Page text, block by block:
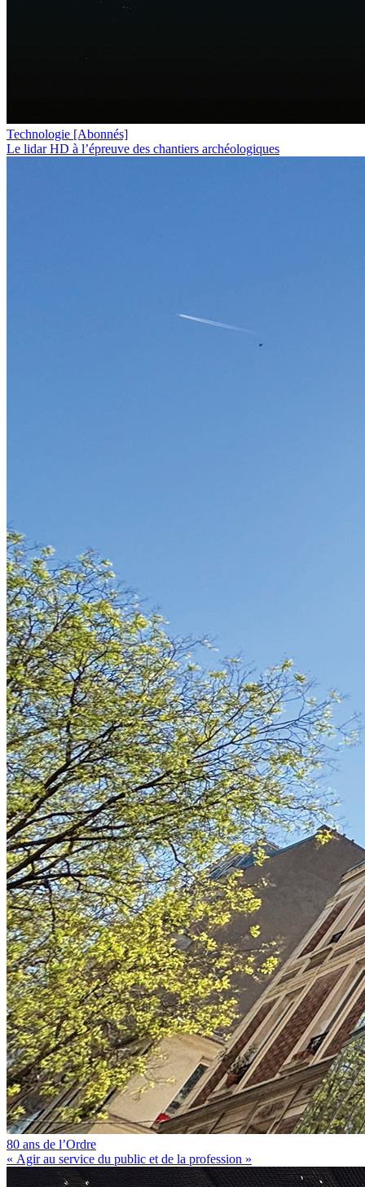
Technologie [Abonnés]
Le lidar HD à l’épreuve des chantiers archéologiques
80 ans de l’Ordre
« Agir au service du public et de la profession »